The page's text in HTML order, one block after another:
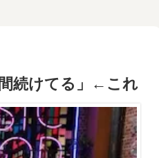
続けてる」←これ